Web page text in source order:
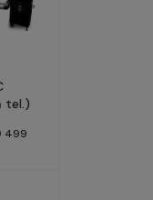
tel.)
499